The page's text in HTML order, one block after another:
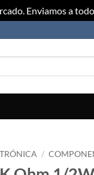
Enviamos a
/